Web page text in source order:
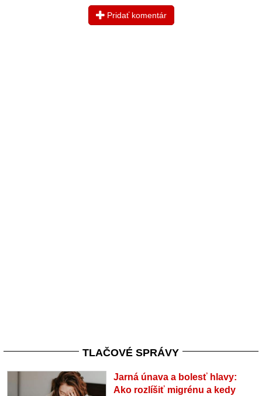
Pridať komentár
TLAČOVÉ SPRÁVY
Jarná únava a bolesť hlavy:
Ako rozlíšiť migrénu a kedy